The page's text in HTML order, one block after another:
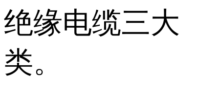
绝缘电缆三大
类。